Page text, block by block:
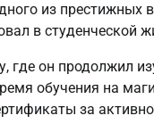
из престижных
в студенческой
где он продолжил
обучения на
за